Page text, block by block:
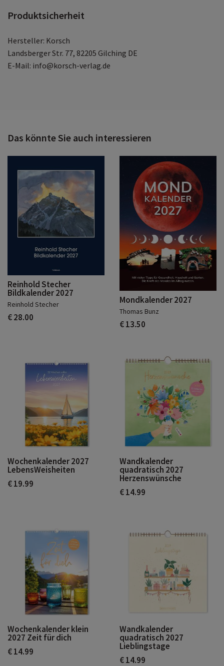
Produktsicherheit
Hersteller: Korsch
Landsberger Str. 77, 82205 Gilching DE
E-Mail: info@korsch-verlag.de
Das könnte Sie auch interessieren
Reinhold Stecher
Bildkalender 2027
Reinhold Stecher
€ 28.00
Mondkalender 2027
Thomas Bunz
€ 13.50
Wochenkalender 2027
LebensWeisheiten
€ 19.99
Wandkalender
quadratisch 2027
Herzenswünsche
€ 14.99
Wochenkalender klein
2027 Zeit für dich
€ 14.99
Wandkalender
quadratisch 2027
Lieblingstage
€ 14.99